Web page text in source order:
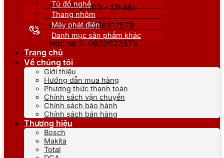
T2 - T7 (8h00 - 17h45)
Hotline 1: 0866617579
Hotline 2: 0932623575
Tủ đồ nghề
Thang nhôm
Máy phát điện
Danh mục sản phẩm khác
Trang chủ
Về chúng tôi
Giới thiệu
Hướng dẫn mua hàng
Phương thức thanh toán
Chính sách vận chuyển
Chính sách bảo hành
Chính sách bán hàng
Thương hiệu
Bosch
Makita
Total